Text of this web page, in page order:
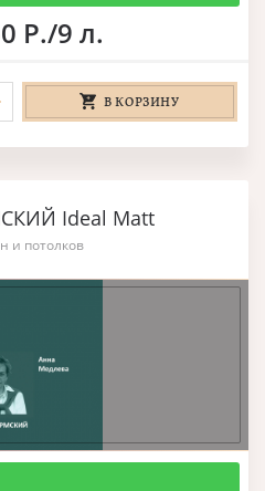
Р./9 л.
В КОРЗИНУ
Ideal Matt
и потолков